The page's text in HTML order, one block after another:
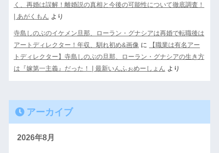
く、再婚は誤解！離婚説の真相と今後の可能性について徹底調査！
| あがくもん より
寺島しのぶのイケメン旦那、ローラン・グナシアは再婚で転職後は
アートディレクター！年収、馴れ初め&画像 に
【職業は有名アー
トディレクター】寺島しのぶの旦那、ローラン・グナシアの生き方
は『嫁第一主義』だった！ | 最新いんふぉめーしょん より
アーカイブ
2026年8月